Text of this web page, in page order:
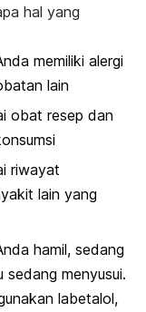
hal yang
memiliki alergi
lain
obat resep dan
riwayat
lain yang
hamil, sedang
sedang menyusui.
labetalol,